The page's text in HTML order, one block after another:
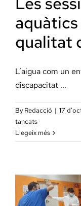
qualitat
L’aigua com un
discapacitat ...
By Redacció | 17
tancatsa
Les
sessions
milloren
la
qualitat
Llegeix més